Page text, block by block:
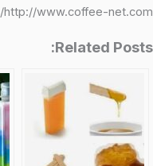
http://www.coffee-net.com/
Related Posts: